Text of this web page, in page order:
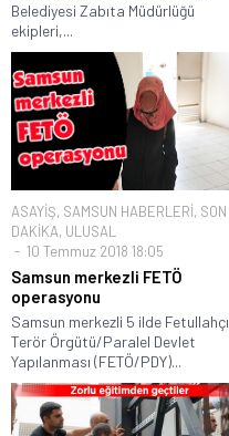
Belediyesi Zabıta Müdürlüğü
ekipleri,...
ASAYİŞ, SAMSUN HABERLERİ, SON
DAKİKA, ULUSAL
10 Temmuz 2018 18:05
Samsun merkezli FETÖ
operasyonu
Samsun merkezli 5 ilde Fetullahçı
Terör Örgütü/Paralel Devlet
Yapılanması (FETÖ/PDY)...